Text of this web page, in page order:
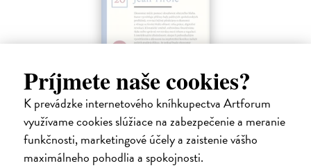
Príjmete naše cookies?
K prevádzke internetového kníhkupectva Artforum
využívame cookies slúžiace na zabezpečenie a meranie
funkčnosti, marketingové účely a zaistenie vášho
maximálneho pohodlia a spokojnosti.
Ekonomie pro obecné blaho
Tirole Jean| Kniha
Ekonomie může pomoci realizovat společné dobro, pokud
ekonomové opustí své obvyklé role: psaní odborných článků do
vědeckých časopisů, které čtou jen jejich kolegové, nebo vypouštění
zjednodušených pouček…